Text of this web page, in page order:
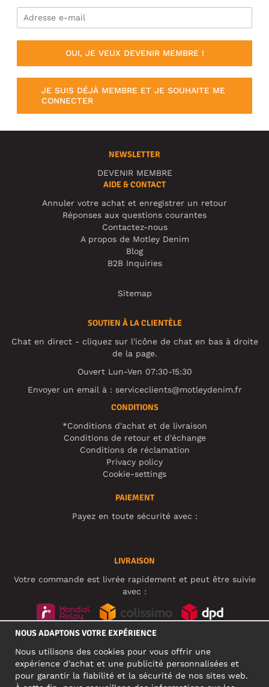
OUI, JE VEUX DEVENIR MEMBRE !
JE SUIS DÉJÀ MEMBRE ET JE SOUHAITE ME
CONNECTER
NEWSLETTER
DEVENIR MEMBRE
AIDE & CONTACT
Annuler votre achat et enregistrer un retour
Réponses aux questions courantes
Contactez-nous
A propos de Motley Denim
Blog
B2B Inquiries
Sitemap
SOUTIEN À LA CLIENTÈLE
Chat en direct - cliquez sur l'icône de chat en bas à droite
de la page.
Ouvert Lun-Ven 07:30-15:30
Envoyer un email à : serviceclients@motleydenim.fr
CONDITIONS
*Conditions d'achat et de livraison
Conditions de retour et d'échange
Conditions de réclamation
Privacy policy
Cookie-settings
PAIEMENT
Payez en toute sécurité avec :
LIVRAISON
Votre commande est livrée rapidement et peut être suivie
avec :
NOUS ADAPTONS VOTRE EXPÉRIENCE
Nous utilisons des cookies pour vous offrir une
expérience d'achat et une publicité personnalisées et
pour garantir la fiabilité et la sécurité de nos sites web.